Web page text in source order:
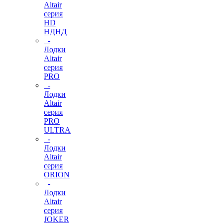
Altair
серия
HD
НДНД
-
Лодки
Altair
серия
PRO
-
Лодки
Altair
серия
PRO
ULTRA
-
Лодки
Altair
серия
ORION
-
Лодки
Altair
серия
JOKER